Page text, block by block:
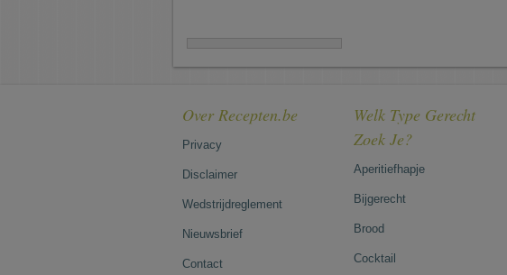
Over Recepten.be
Privacy
Disclaimer
Wedstrijdreglement
Nieuwsbrief
Contact
Welk Type Gerecht
Zoek Je?
Aperitiefhapje
Bijgerecht
Brood
Cocktail